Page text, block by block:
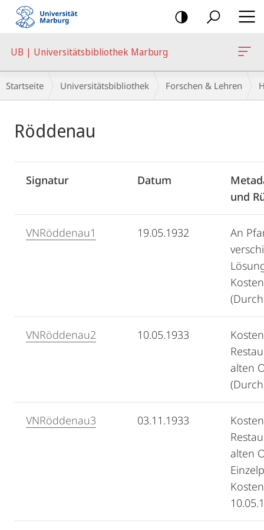
Mobile-
Navigation
UB | Universitätsbibliothek Marburg
Breadcrumb-
Navigation
Startseite Universitätsbibliothek Forschen & Lehren
Röddenau
Signatur Datum
und
VNRöddenau1 19.05.1932
An
Kosten
VNRöddenau2 10.05.1933
alten
VNRöddenau3 03.11.1933
alten